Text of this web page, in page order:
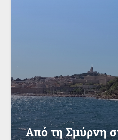
Από τη Σμύρνη